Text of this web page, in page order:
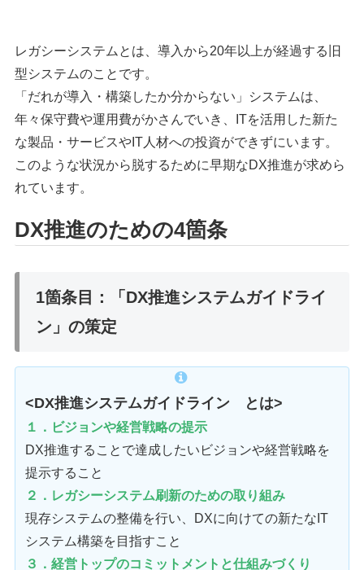
レガシーシステムとは、導入から20年以上が経過する旧
型システムのことです。
「だれが導入・構築したか分からない」システムは、
年々保守費や運用費がかさんでいき、ITを活用した新た
な製品・サービスやIT人材への投資ができずにいます。
このような状況から脱するために早期なDX推進が求めら
れています。
DX推進のための4箇条
1箇条目：「DX推進システムガイドライ
ン」の策定
<DX推進システムガイドライン とは>
１．ビジョンや経営戦略の提示
DX推進することで達成したいビジョンや経営戦略を
提示すること
２．レガシーシステム刷新のための取り組み
現存システムの整備を行い、DXに向けての新たなIT
システム構築を目指すこと
３．経営トップのコミットメントと仕組みづくり